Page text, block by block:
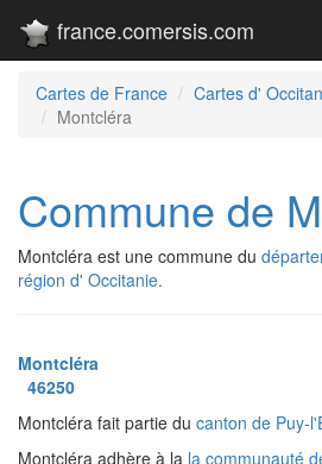
france.comersis.com
Cartes de France Cartes d'
Montcléra
Commune de
Montcléra est une commune du
région d' Occitanie.
Montcléra
46250
Montcléra fait partie du canton de Puy-
Montcléra adhère à la la communauté